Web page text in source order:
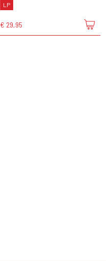
LP
€ 29,95